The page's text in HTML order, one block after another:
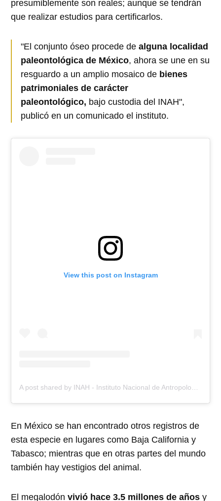
presumiblemente son reales; aunque se tendrán
que realizar estudios para certificarlos.
"El conjunto óseo procede dealguna localidad
paleontológica de México, ahora se une en su
resguardo a un amplio mosaico de bienes
patrimoniales de carácter
paleontológico, bajo custodia del INAH",
publicó en un comunicado el instituto.
View this post on Instagram
En México se han encontrado otros registros de
esta especie en lugares como Baja California y
Tabasco; mientras que en otras partes del mundo
también hay vestigios del animal.
El megalodónvivió hace 3.5 millones de años y